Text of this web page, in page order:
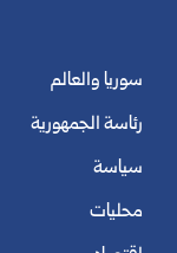
سوريا والعالم
رئاسة الجمهورية
سياسة
محليات